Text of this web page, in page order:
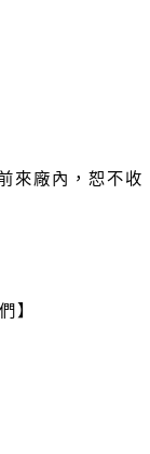
來廠內，恕不收
】